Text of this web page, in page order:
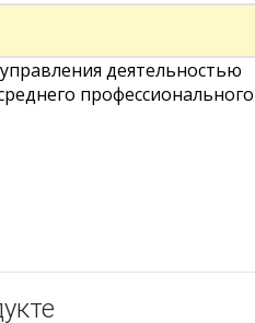
деятельностью
профессионального